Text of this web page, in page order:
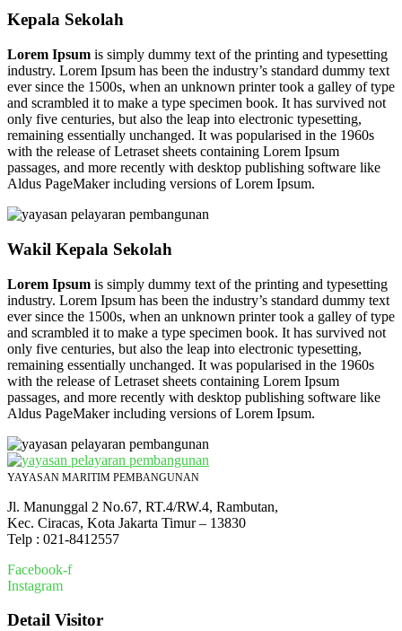
Kepala Sekolah
Lorem Ipsum is simply dummy text of the printing and typesetting
industry. Lorem Ipsum has been the industry’s standard dummy text
ever since the 1500s, when an unknown printer took a galley of type
and scrambled it to make a type specimen book. It has survived not
only five centuries, but also the leap into electronic typesetting,
remaining essentially unchanged. It was popularised in the 1960s
with the release of Letraset sheets containing Lorem Ipsum
passages, and more recently with desktop publishing software like
Aldus PageMaker including versions of Lorem Ipsum.
Wakil Kepala Sekolah
Lorem Ipsum is simply dummy text of the printing and typesetting
industry. Lorem Ipsum has been the industry’s standard dummy text
ever since the 1500s, when an unknown printer took a galley of type
and scrambled it to make a type specimen book. It has survived not
only five centuries, but also the leap into electronic typesetting,
remaining essentially unchanged. It was popularised in the 1960s
with the release of Letraset sheets containing Lorem Ipsum
passages, and more recently with desktop publishing software like
Aldus PageMaker including versions of Lorem Ipsum.
YAYASAN MARITIM PEMBANGUNAN
Jl. Manunggal 2 No.67, RT.4/RW.4, Rambutan,
Kec. Ciracas, Kota Jakarta Timur – 13830
Telp : 021-8412557
Facebook-f
Instagram
Detail Visitor